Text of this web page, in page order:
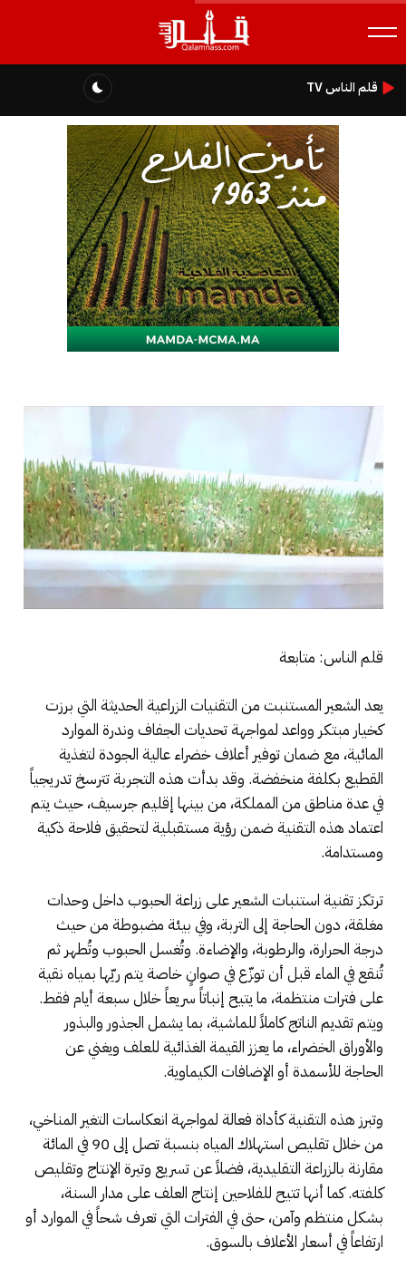
قلم الناس TV
قلم الناس: متابعة
يعد الشعير المستنبت من التقنيات الزراعية الحديثة التي برزت
كخيار مبتكر وواعد لمواجهة تحديات الجفاف وندرة الموارد
المائية، مع ضمان توفير أعلاف خضراء عالية الجودة لتغذية
القطيع بكلفة منخفضة. وقد بدأت هذه التجربة تترسخ تدريجياً
في عدة مناطق من المملكة، من بينها إقليم جرسيف، حيث يتم
اعتماد هذه التقنية ضمن رؤية مستقبلية لتحقيق فلاحة ذكية
ومستدامة.
ترتكز تقنية استنبات الشعير على زراعة الحبوب داخل وحدات
مغلقة، دون الحاجة إلى التربة، وفي بيئة مضبوطة من حيث
درجة الحرارة، والرطوبة، والإضاءة. وتُغسل الحبوب وتُطهر ثم
تُنقع في الماء قبل أن توزّع في صوانٍ خاصة يتم ريّها بمياه نقية
على فترات منتظمة، ما يتيح إنباتاً سريعاً خلال سبعة أيام فقط.
ويتم تقديم الناتج كاملاً للماشية، بما يشمل الجذور والبذور
والأوراق الخضراء، ما يعزز القيمة الغذائية للعلف ويغني عن
الحاجة للأسمدة أو الإضافات الكيماوية.
وتبرز هذه التقنية كأداة فعالة لمواجهة انعكاسات التغير المناخي،
من خلال تقليص استهلاك المياه بنسبة تصل إلى 90 في المائة
مقارنة بالزراعة التقليدية، فضلاً عن تسريع وتيرة الإنتاج وتقليص
كلفته. كما أنها تتيح للفلاحين إنتاج العلف على مدار السنة،
بشكل منتظم وآمن، حتى في الفترات التي تعرف شحاً في الموارد أو
ارتفاعاً في أسعار الأعلاف بالسوق.